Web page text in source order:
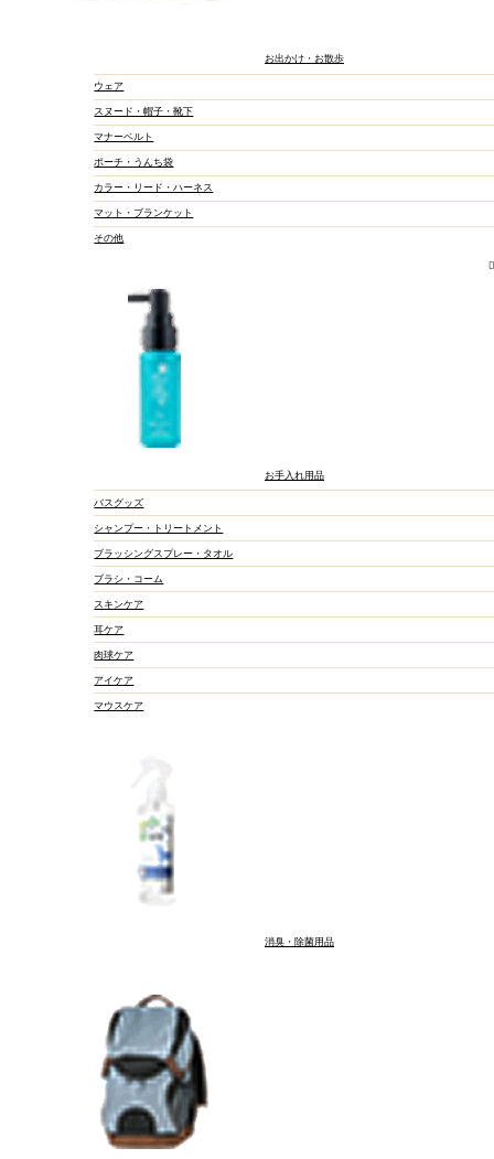
お出かけ・お散歩
ウェア
スヌード・帽子・靴下
マナーベルト
ポーチ・うんち袋
カラー・リード・ハーネス
マット・ブランケット
その他
お手入れ用品
バスグッズ
シャンプー・トリートメント
ブラッシングスプレー・タオル
ブラシ・コーム
スキンケア
耳ケア
肉球ケア
アイケア
マウスケア
消臭・除菌用品
マウスケア
スキンケア
ブラシ・コーム
シャンプー・トリー